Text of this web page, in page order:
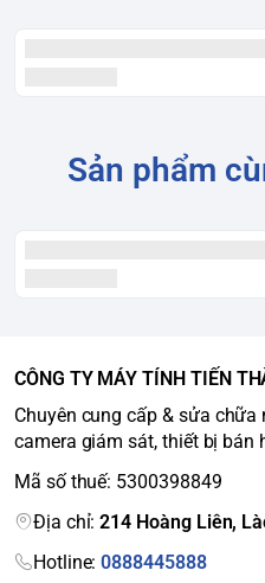
Sản phẩm
CÔNG TY MÁY TÍNH TIẾN
Chuyên cung cấp & sửa
camera giám sát, thiết bị bán
Mã số thuế: 5300398849
Địa chỉ:214 Hoàng Liên,
Hotline:0888445888